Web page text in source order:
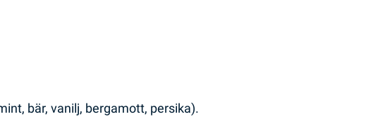
bär, vanilj, bergamott, persika).